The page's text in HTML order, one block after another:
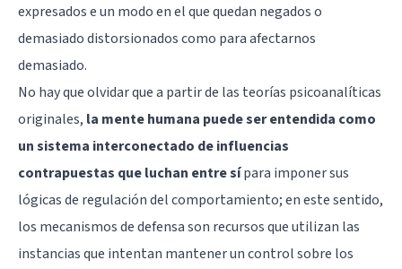
expresados e un modo en el que quedan negados o
demasiado distorsionados como para afectarnos
demasiado.
No hay que olvidar que a partir de las teorías psicoanalíticas
originales, la mente humana puede ser entendida como
un sistema interconectado de influencias
contrapuestas que luchan entre sípara imponer sus
lógicas de regulación del comportamiento; en este sentido,
los mecanismos de defensa son recursos que utilizan las
instancias que intentan mantener un control sobre los